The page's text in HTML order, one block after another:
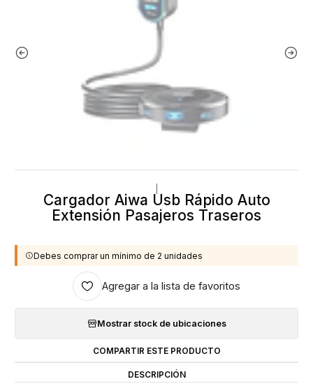
Cargador Aiwa Usb Rápido Auto
Extensión Pasajeros Traseros
Debes comprar un mínimo de 2 unidades
Agregar a la lista de favoritos
Mostrar stock de ubicaciones
COMPARTIR ESTE PRODUCTO
DESCRIPCIÓN